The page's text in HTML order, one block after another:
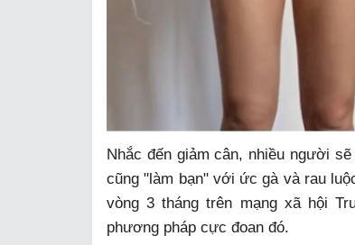
Nhắc đến giảm cân, nhiều người
cũng "làm bạn" với ức gà và rau
vòng 3 tháng trên mạng xã hội
phương pháp cực đoan đó.